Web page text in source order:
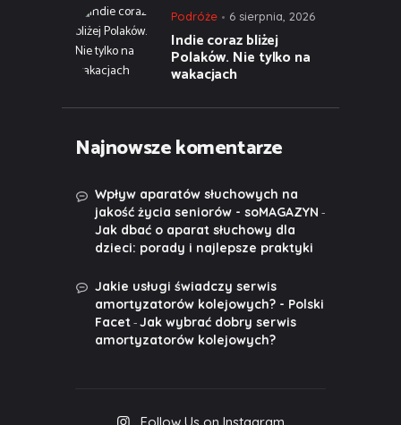
Podróże 6 sierpnia, 2026
Indie coraz bliżej
Polaków. Nie tylko na
wakacjach
Najnowsze komentarze
Wpływ aparatów słuchowych na
jakość życia seniorów - soMAGAZYN -
Jak dbać o aparat słuchowy dla
dzieci: porady i najlepsze praktyki
Jakie usługi świadczy serwis
amortyzatorów kolejowych? - Polski
Facet-Jak wybrać dobry serwis
amortyzatorów kolejowych?